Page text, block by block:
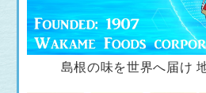
島根の味を世界へ届け